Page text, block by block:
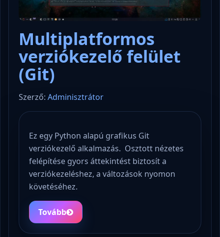
Multiplatformos
verziókezelő felület
(Git)
Szerző: Adminisztrátor
Ez egy Python alapú grafikus Git
verziókezelő alkalmazás. Osztott nézetes
felépítése gyors áttekintést biztosít a
verziókezeléshez, a változások nyomon
követéséhez.
Tovább